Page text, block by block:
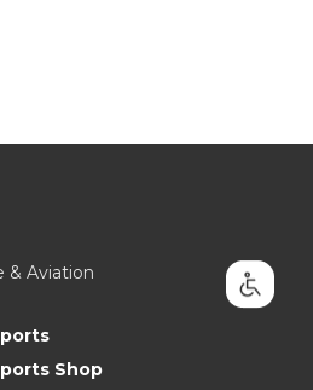
& Aviation
Shop